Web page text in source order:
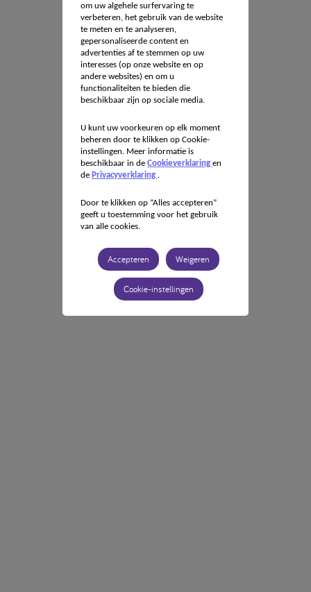
om uw algehele surfervaring te
verbeteren, het gebruik van de website
te meten en te analyseren,
gepersonaliseerde content en
advertenties af te stemmen op uw
interesses (op onze website en op
andere websites) en om u
functionaliteiten te bieden die
beschikbaar zijn op sociale media.
U kunt uw voorkeuren op elk moment
beheren door te klikken op Cookie-
instellingen. Meer informatie is
beschikbaar in de Cookieverklaring en
de Privacyverklaring .
Door te klikken op “Alles accepteren”
geeft u toestemming voor het gebruik
van alle cookies.
Accepteren Weigeren
Cookie-instellingen